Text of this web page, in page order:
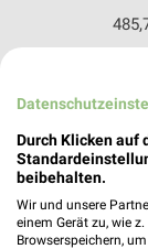
Durch Klicken auf
beibehalten.
Wir und unsere
einem Gerät zu, wie
Browserspeichern,